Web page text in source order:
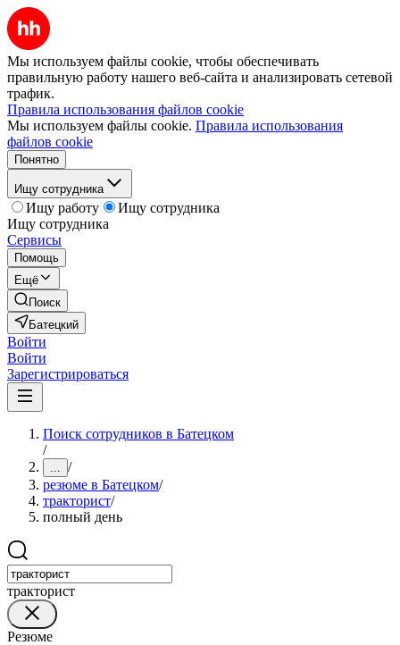
Мы используем файлы cookie, чтобы обеспечивать
правильную работу нашего веб-сайта и анализировать сетевой
трафик.
Правила использования файлов cookie
Мы используем файлы cookie. Правила использования
файлов cookie
Понятно
Ищу сотрудника
Ищу работу
Ищу сотрудника
Ищу сотрудника
Сервисы
Помощь
Ещё
Поиск
Батецкий
Войти
Войти
Зарегистрироваться
Поиск сотрудников в Батецком
/
... /
резюме в Батецком/
тракторист/
полный день
тракторист
Резюме